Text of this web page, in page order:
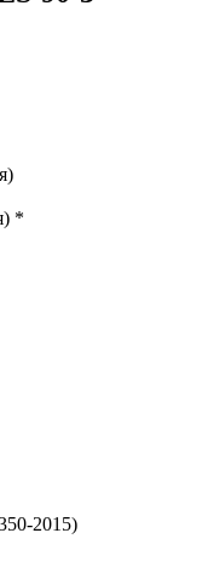
*
2015)